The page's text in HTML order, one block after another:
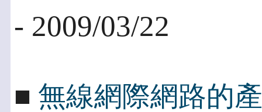
- 2009/03/22
■ 無線網際網路的